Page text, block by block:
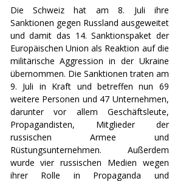
Die Schweiz hat am 8. Juli ihre
Sanktionen gegen Russland ausgeweitet
und damit das 14. Sanktionspaket der
Europäischen Union als Reaktion auf die
militärische Aggression in der Ukraine
übernommen. Die Sanktionen traten am
9. Juli in Kraft und betreffen nun 69
weitere Personen und 47 Unternehmen,
darunter vor allem Geschäftsleute,
Propagandisten, Mitglieder der
russischen Armee und
Rüstungsunternehmen. Außerdem
wurde vier russischen Medien wegen
ihrer Rolle in Propaganda und